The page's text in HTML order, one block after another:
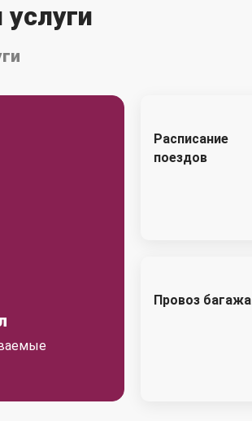
Расписание
поездов
Провоз багажа